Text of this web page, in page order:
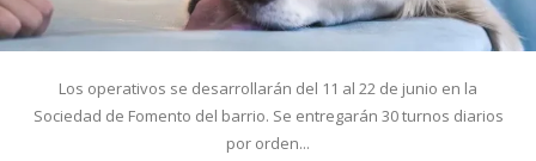
Los operativos se desarrollarán del 11 al 22 de junio en la
Sociedad de Fomento del barrio. Se entregarán 30 turnos diarios
por orden...